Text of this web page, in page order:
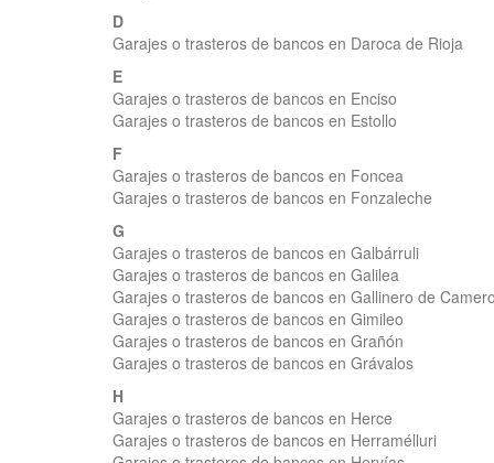
D
Garajes o trasteros de bancos en Daroca de Rioja
E
Garajes o trasteros de bancos en Enciso
Garajes o trasteros de bancos en Estollo
F
Garajes o trasteros de bancos en Foncea
Garajes o trasteros de bancos en Fonzaleche
G
Garajes o trasteros de bancos en Galbárruli
Garajes o trasteros de bancos en Galilea
Garajes o trasteros de bancos en Gallinero de
Garajes o trasteros de bancos en Gimileo
Garajes o trasteros de bancos en Grañón
Garajes o trasteros de bancos en Grávalos
H
Garajes o trasteros de bancos en Herce
Garajes o trasteros de bancos en Herramélluri